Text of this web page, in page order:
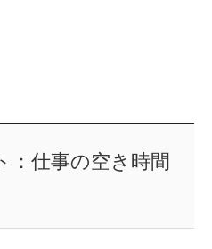
：仕事の空き時間